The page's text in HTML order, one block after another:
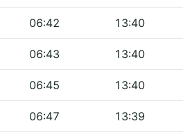
06:42 13:40
06:43 13:40
06:45 13:40
06:47 13:39